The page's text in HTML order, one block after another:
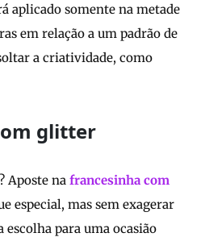
aplicado somente na metade
em relação a um padrão de
a criatividade, como
glitter
Aposte na francesinha com
especial, mas sem exagerar
escolha para uma ocasião